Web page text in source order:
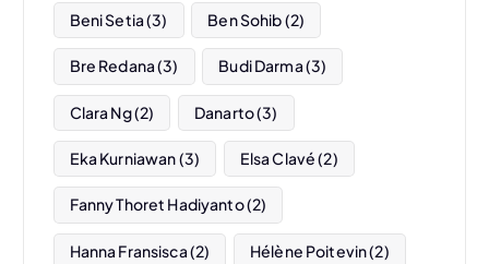
Beni Setia(3) Ben Sohib(2)
Bre Redana(3) Budi Darma(3)
Clara Ng(2) Danarto(3)
Eka Kurniawan(3) Elsa Clavé(2)
Fanny Thoret Hadiyanto(2)
Hanna Fransisca(2) Hélène Poitevin(2)